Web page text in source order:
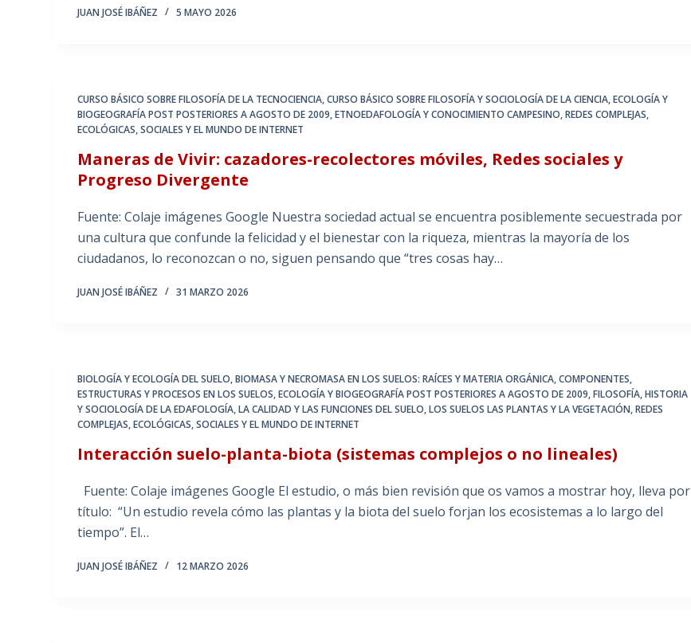
JUAN JOSÉ IBÁÑEZ 5 MAYO 2026
CURSO BÁSICO SOBRE FILOSOFÍA DE LA TECNOCIENCIA,CURSO BÁSICO SOBRE FILOSOFÍA Y SOCIOLOGÍA DE LA CIENCIA,ECOLOGÍA Y
BIOGEOGRAFÍA POST POSTERIORES A AGOSTO DE 2009,ETNOEDAFOLOGÍA Y CONOCIMIENTO CAMPESINO,REDES COMPLEJAS,
ECOLÓGICAS, SOCIALES Y EL MUNDO DE INTERNET
Maneras de Vivir: cazadores-recolectores móviles, Redes sociales y
Progreso Divergente
Fuente: Colaje imágenes Google Nuestra sociedad actual se encuentra posiblemente secuestrada por
una cultura que confunde la felicidad y el bienestar con la riqueza, mientras la mayoría de los
ciudadanos, lo reconozcan o no, siguen pensando que “tres cosas hay…
JUAN JOSÉ IBÁÑEZ 31 MARZO 2026
BIOLOGÍA Y ECOLOGÍA DEL SUELO,BIOMASA Y NECROMASA EN LOS SUELOS: RAÍCES Y MATERIA ORGÁNICA,COMPONENTES,
ESTRUCTURAS Y PROCESOS EN LOS SUELOS,ECOLOGÍA Y BIOGEOGRAFÍA POST POSTERIORES A AGOSTO DE 2009,FILOSOFÍA, HISTORIA
Y SOCIOLOGÍA DE LA EDAFOLOGÍA,LA CALIDAD Y LAS FUNCIONES DEL SUELO,LOS SUELOS LAS PLANTAS Y LA VEGETACIÓN,REDES
COMPLEJAS, ECOLÓGICAS, SOCIALES Y EL MUNDO DE INTERNET
Interacción suelo-planta-biota (sistemas complejos o no lineales)
Fuente: Colaje imágenes Google El estudio, o más bien revisión que os vamos a mostrar hoy, lleva por
título: “Un estudio revela cómo las plantas y la biota del suelo forjan los ecosistemas a lo largo del
tiempo”. El…
JUAN JOSÉ IBÁÑEZ 12 MARZO 2026